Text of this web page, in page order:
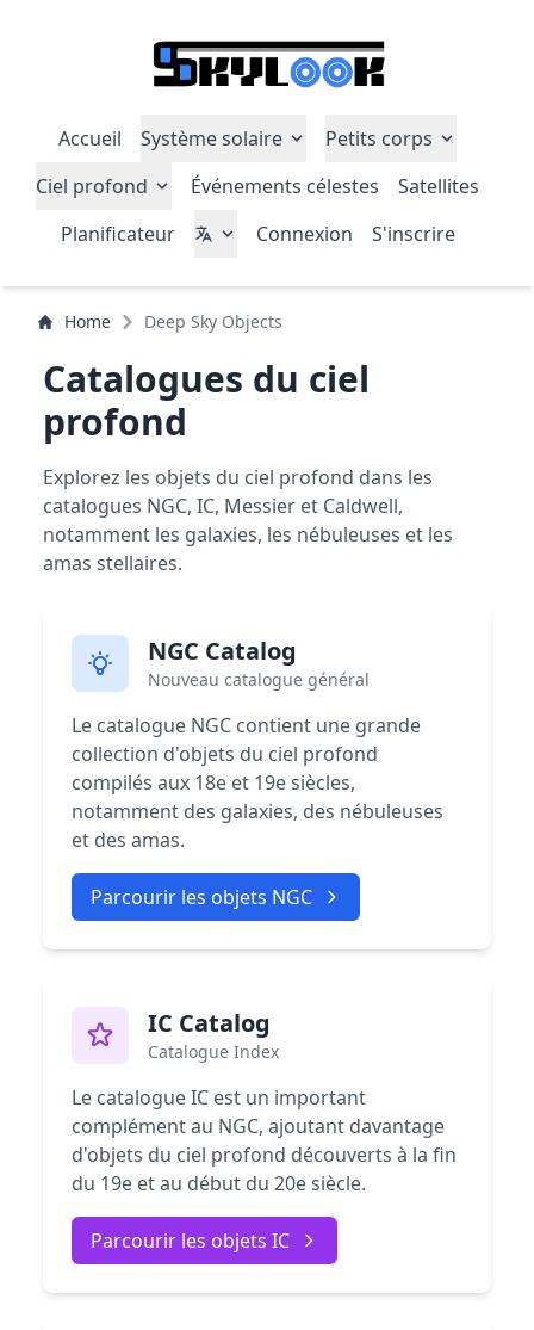
Accueil Système solaire
Petits corps
Ciel profond
Événements célestes
Satellites
Planificateur
Connexion S'inscrire
Home Deep Sky Objects
Catalogues du ciel
profond
Explorez les objets du ciel profond dans les
catalogues NGC, IC, Messier et Caldwell,
notamment les galaxies, les nébuleuses et les
amas stellaires.
NGC Catalog
Nouveau catalogue général
Le catalogue NGC contient une grande
collection d'objets du ciel profond
compilés aux 18e et 19e siècles,
notamment des galaxies, des nébuleuses
et des amas.
Parcourir les objets NGC
IC Catalog
Catalogue Index
Le catalogue IC est un important
complément au NGC, ajoutant davantage
d'objets du ciel profond découverts à la fin
du 19e et au début du 20e siècle.
Parcourir les objets IC